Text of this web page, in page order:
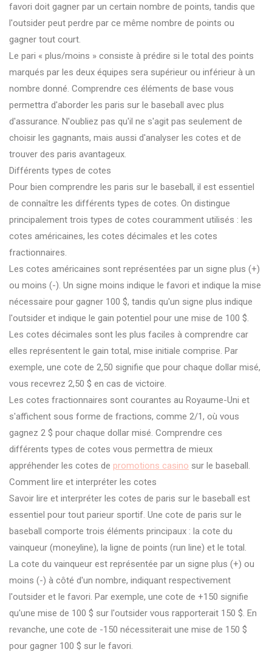
favori doit gagner par un certain nombre de points, tandis que
l'outsider peut perdre par ce même nombre de points ou
gagner tout court.
Le pari « plus/moins » consiste à prédire si le total des points
marqués par les deux équipes sera supérieur ou inférieur à un
nombre donné. Comprendre ces éléments de base vous
permettra d'aborder les paris sur le baseball avec plus
d'assurance. N'oubliez pas qu'il ne s'agit pas seulement de
choisir les gagnants, mais aussi d'analyser les cotes et de
trouver des paris avantageux.
Différents types de cotes
Pour bien comprendre les paris sur le baseball, il est essentiel
de connaître les différents types de cotes. On distingue
principalement trois types de cotes couramment utilisés : les
cotes américaines, les cotes décimales et les cotes
fractionnaires.
Les cotes américaines sont représentées par un signe plus (+)
ou moins (-). Un signe moins indique le favori et indique la mise
nécessaire pour gagner 100 $, tandis qu'un signe plus indique
l'outsider et indique le gain potentiel pour une mise de 100 $.
Les cotes décimales sont les plus faciles à comprendre car
elles représentent le gain total, mise initiale comprise. Par
exemple, une cote de 2,50 signifie que pour chaque dollar misé,
vous recevrez 2,50 $ en cas de victoire.
Les cotes fractionnaires sont courantes au Royaume-Uni et
s'affichent sous forme de fractions, comme 2/1, où vous
gagnez 2 $ pour chaque dollar misé. Comprendre ces
différents types de cotes vous permettra de mieux
appréhender les cotes de promotions casino sur le baseball.
Comment lire et interpréter les cotes
Savoir lire et interpréter les cotes de paris sur le baseball est
essentiel pour tout parieur sportif. Une cote de paris sur le
baseball comporte trois éléments principaux : la cote du
vainqueur (moneyline), la ligne de points (run line) et le total.
La cote du vainqueur est représentée par un signe plus (+) ou
moins (-) à côté d'un nombre, indiquant respectivement
l'outsider et le favori. Par exemple, une cote de +150 signifie
qu'une mise de 100 $ sur l'outsider vous rapporterait 150 $. En
revanche, une cote de -150 nécessiterait une mise de 150 $
pour gagner 100 $ sur le favori.